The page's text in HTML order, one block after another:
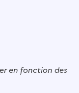
en fonction des